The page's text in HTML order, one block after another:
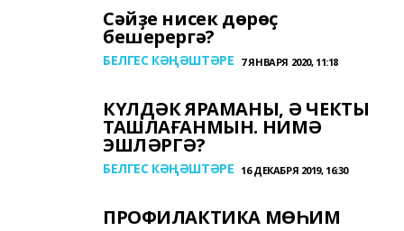
Сәйҙе нисек дөрөҫ
бешерергә?
БЕЛГЕС КӘҢӘШТӘРЕ 7 ЯНВАРЯ 2020, 11:18
КҮЛДӘК ЯРАМАНЫ, Ә ЧЕКТЫ
ТАШЛАҒАНМЫН. НИМӘ
ЭШЛӘРГӘ?
БЕЛГЕС КӘҢӘШТӘРЕ 16 ДЕКАБРЯ 2019, 16:30
ПРОФИЛАКТИКА МӨҺИМ